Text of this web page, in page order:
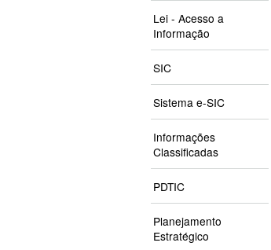
Lei - Acesso a
Informação
SIC
Sistema e-SIC
Informações
Classificadas
PDTIC
Planejamento
Estratégico